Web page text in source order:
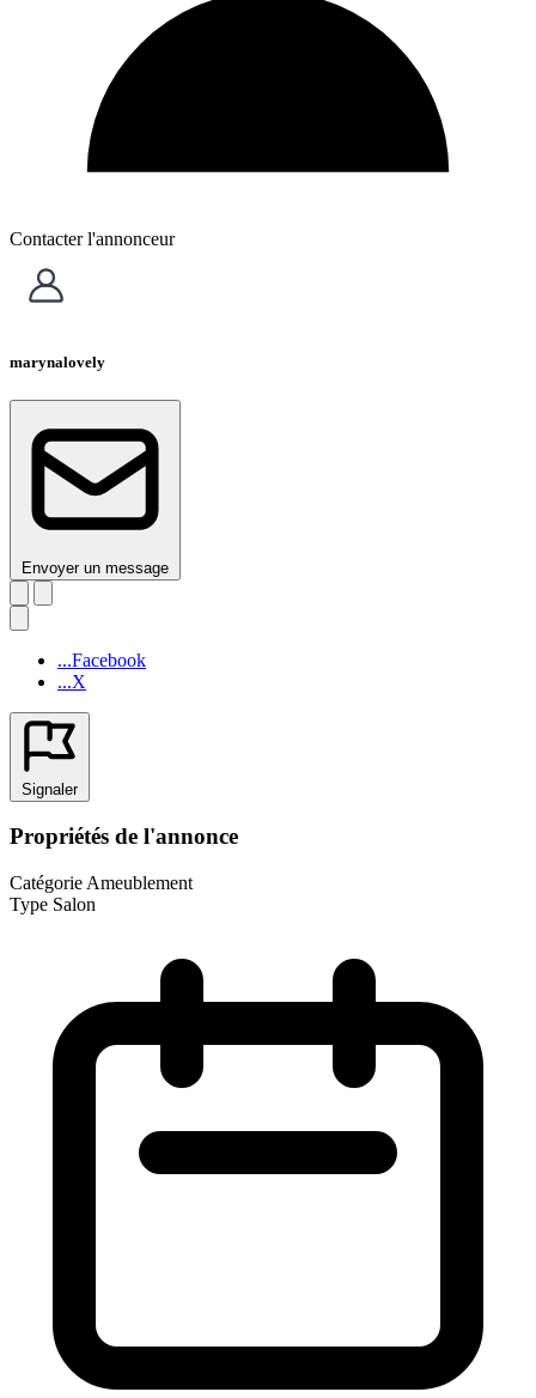
Contacter l'annonceur
marynalovely
Envoyer un message
...Facebook
...X
Signaler
Propriétés de l'annonce
Catégorie Ameublement
Type Salon